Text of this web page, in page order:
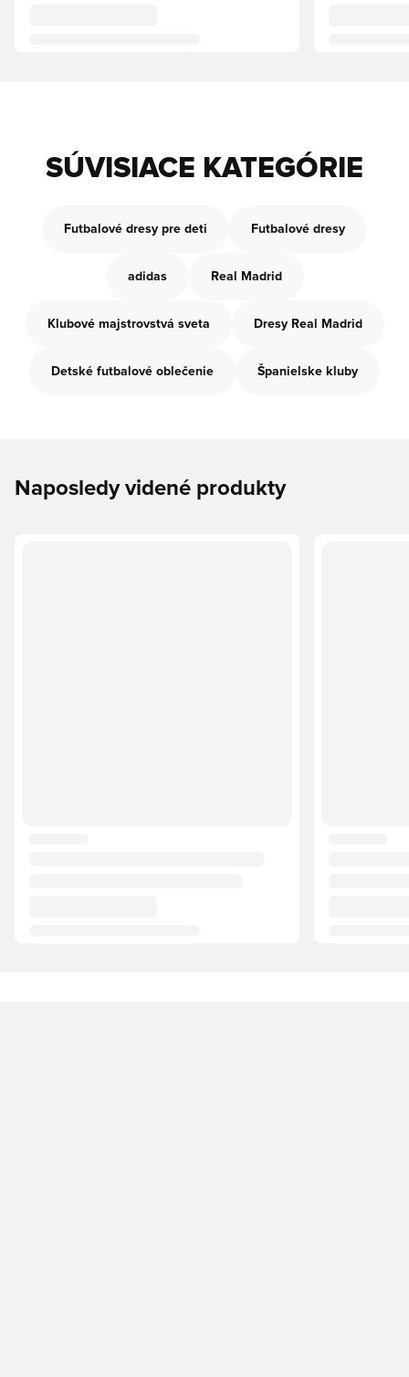
SÚVISIACE KATEGÓRIE
Futbalové dresy pre deti Futbalové dresy
adidas Real Madrid
Klubové majstrovstvá sveta Dresy Real Madrid
Detské futbalové oblečenie Španielske kluby
Naposledy videné produkty